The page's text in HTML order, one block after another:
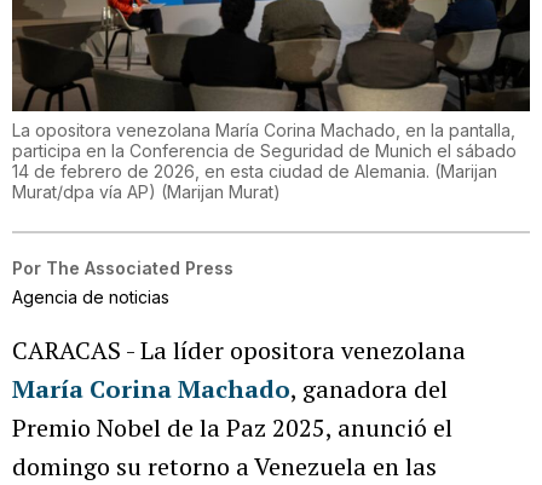
La opositora venezolana María Corina Machado, en la pantalla,
participa en la Conferencia de Seguridad de Munich el sábado
14 de febrero de 2026, en esta ciudad de Alemania. (Marijan
Murat/dpa vía AP) (Marijan Murat)
Por The Associated Press
Agencia de noticias
CARACAS - La líder opositora venezolana
María Corina Machado, ganadora del
Premio Nobel de la Paz 2025, anunció el
domingo su retorno a Venezuela en las